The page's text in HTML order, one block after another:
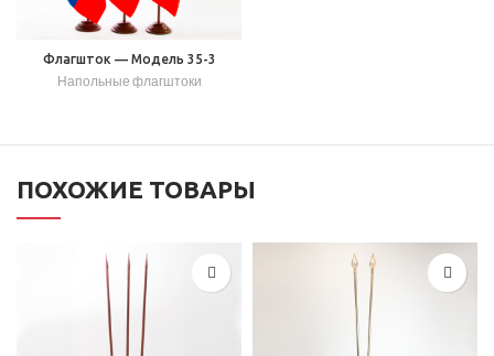
Флагшток — Модель 35-3
Напольные флагштоки
ПОХОЖИЕ ТОВАРЫ